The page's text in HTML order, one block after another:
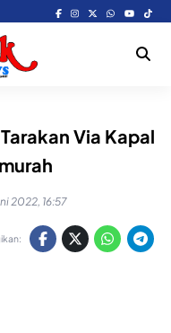
Via Kapal
2022, 16:57